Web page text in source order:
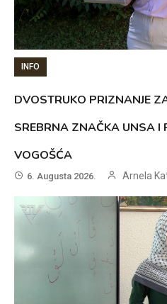
INFO
DVOSTRUKO PRIZNANJE
SREBRNA ZNAČKA UNSA I
VOGOŠĆA
6. Augusta 2026. Arnela